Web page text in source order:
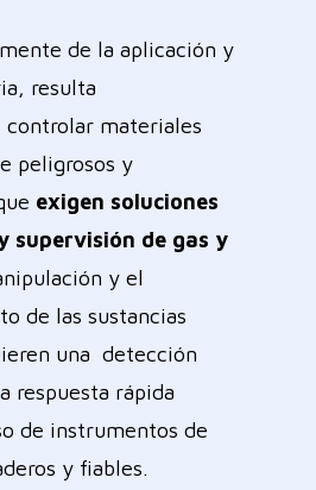
de la aplicación y
resulta
controlar materiales
peligrosos y
exigen soluciones
supervisión de gas y
y el
de las sustancias
una detección
respuesta rápida
de instrumentos de
y fiables.